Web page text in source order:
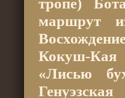
маршрут
Кокуш-
«Лисью